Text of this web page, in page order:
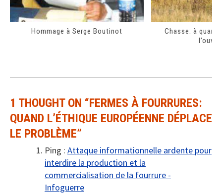
Hommage à Serge Boutinot
Chasse: à
1 THOUGHT ON “FERMES À FOURRURES:
QUAND L’ÉTHIQUE EUROPÉENNE DÉPLACE
LE PROBLÈME”
Ping : Attaque informationnelle ardente pour
interdire la production et la
commercialisation de la fourrure -
Infoguerre